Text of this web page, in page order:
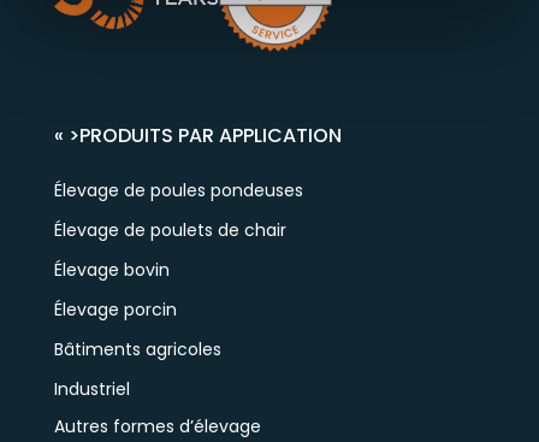
« >PRODUITS PAR APPLICATION
Élevage de poules pondeuses
Élevage de poulets de chair
Élevage bovin
Élevage porcin
Bâtiments agricoles
Industriel
Autres formes d’élevage